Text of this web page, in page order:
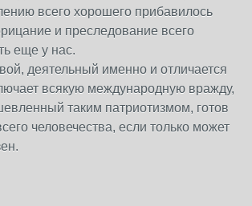
всего хорошего прибавилось
и преследование всего
еще у нас.
деятельный именно и отличается
всякую международную вражду,
таким патриотизмом, готов
человечества, если только может